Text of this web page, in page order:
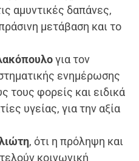
αμυντικές δαπάνες,
μετάβαση και το
για τον
ενημέρωσης
τους φορείς και ειδικά
υγείας, για την αξία
, ότι η πρόληψη και
κοινωνική